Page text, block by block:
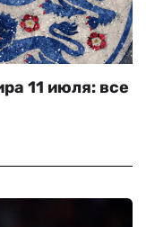
11 июля: все